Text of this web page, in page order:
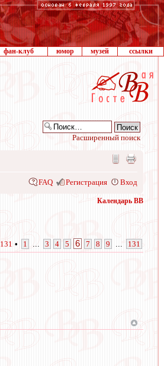
фан-клуб юмор музей ссылки
Расширенный поиск
FAQ Регистрация Вход
Календарь ВВ
131 • 1 3 4 5 6 7 8 9 131